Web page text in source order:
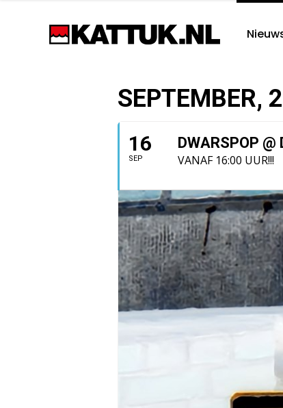
SEPTEMBER,
16
SEP
DWARSPOP @
VANAF 16:00 UUR!!!